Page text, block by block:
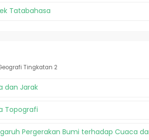
Tatabahasa
Tingkatan 2
dan Jarak
Topografi
Pergerakan Bumi terhadap Cuaca